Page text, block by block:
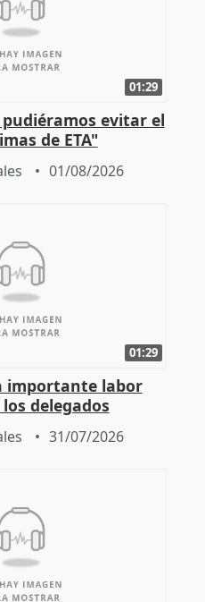
01:29
pudiéramos evitar el
de ETA"
01/08/2026
01:29
importante labor
delegados
Junta
31/07/2026